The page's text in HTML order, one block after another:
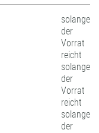
solange
der
Vorrat
reicht
solange
der
Vorrat
reicht
solange
der